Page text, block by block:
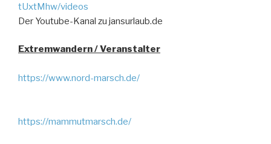
tUxtMhw/videos
Der Youtube-Kanal zu jansurlaub.de
Extremwandern / Veranstalter
https://www.nord-marsch.de/
https://mammutmarsch.de/